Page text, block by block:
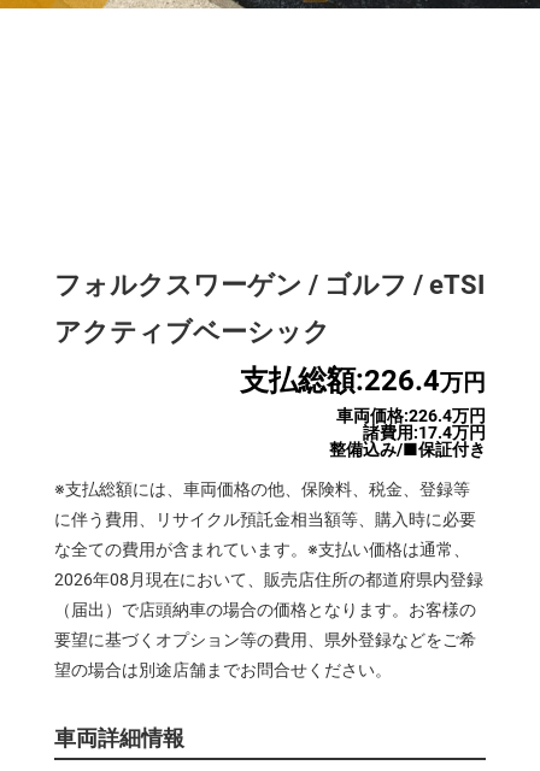
フォルクスワーゲン / ゴルフ / eTSI
アクティブベーシック
支払総額:226.4万円
車両価格:226.4万円
諸費用:17.4万円
整備込み/■保証付き
※支払総額には、車両価格の他、保険料、税金、登録等
に伴う費用、リサイクル預託金相当額等、購入時に必要
な全ての費用が含まれています。※支払い価格は通常、
2026年08月現在において、販売店住所の都道府県内登録
（届出）で店頭納車の場合の価格となります。お客様の
要望に基づくオプション等の費用、県外登録などをご希
望の場合は別途店舗までお問合せください。
車両詳細情報